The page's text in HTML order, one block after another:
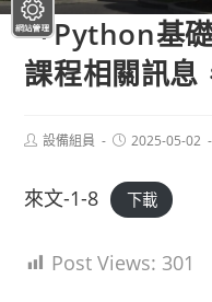
「Python基礎
課程相關訊息
Post設備組員
Post2025-05-02
來文-1-8 下載
Post Views: 301